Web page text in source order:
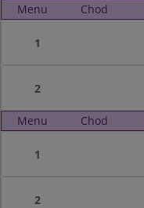
Menu Chod
1
2
Menu Chod
1
2